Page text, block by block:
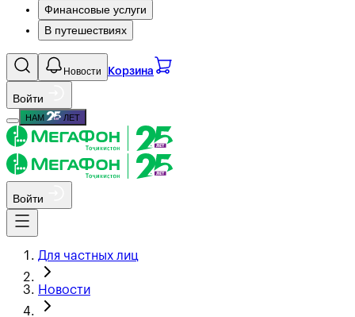
Финансовые услуги
В путешествиях
Новости Корзина
Войти
НАМ ЛЕТ
Войти
Для частных лиц
Новости